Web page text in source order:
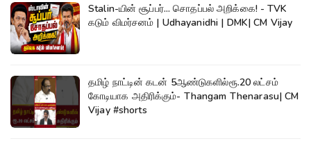
Stalin-யின் சூப்பர்... சொதப்பல் அறிக்கை! - TVK
கடும் விமர்சனம் | Udhayanidhi | DMK| CM Vijay
தமிழ் நாட்டின் கடன் 5ஆண்டுகளில்ரூ.20 லட்சம்
கோடியாக அதிரிக்கும்- Thangam Thenarasu| CM
Vijay #shorts